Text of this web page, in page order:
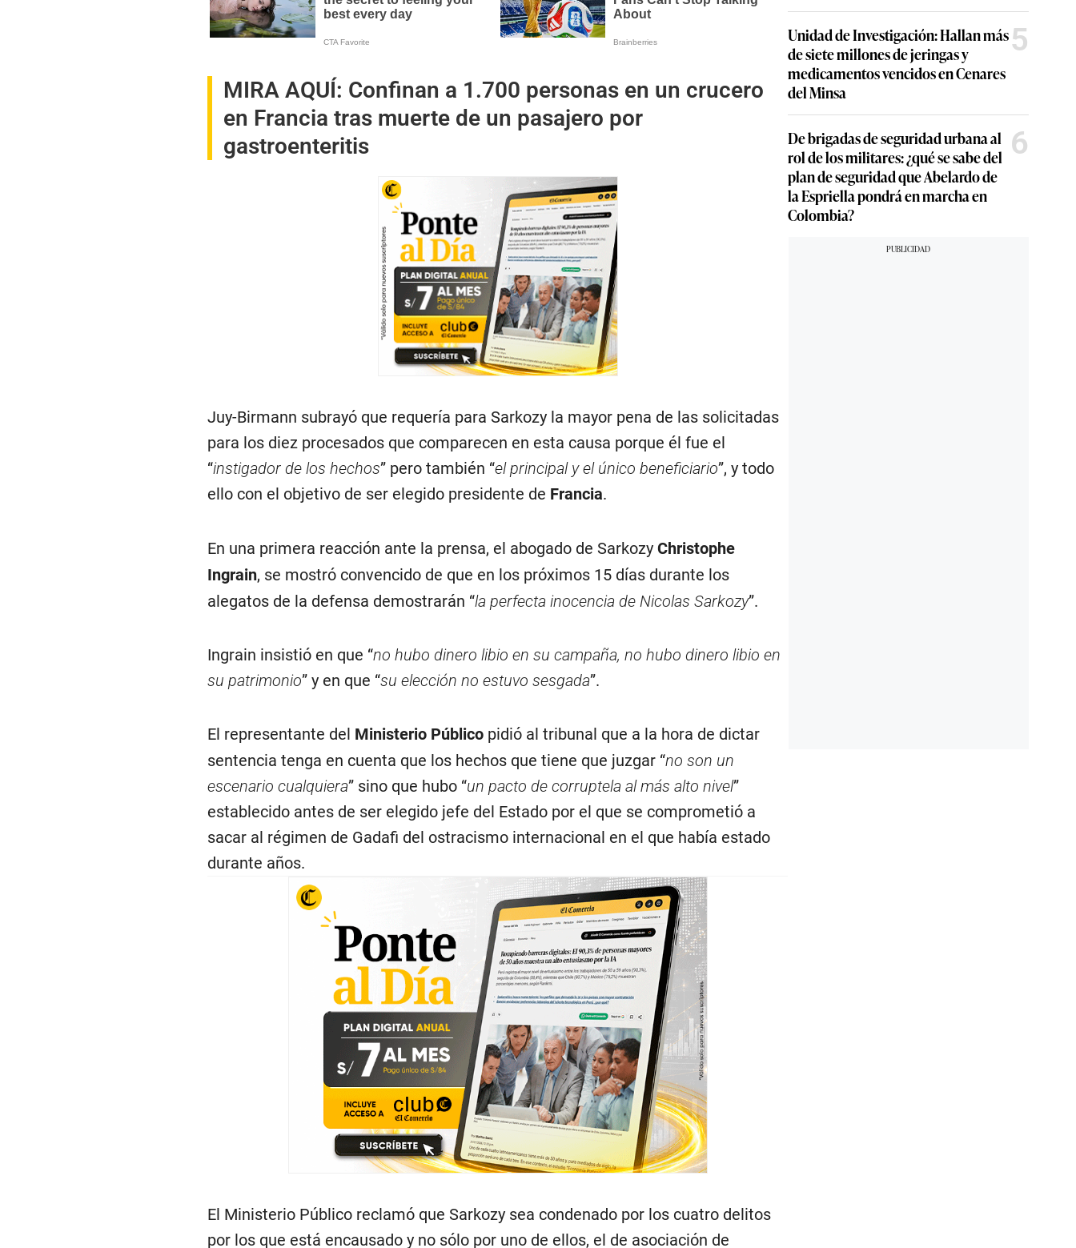
MIRA AQUÍ: Confinan a 1.700 personas en un crucero
en Francia tras muerte de un pasajero por
gastroenteritis
Juy-Birmann subrayó que requería para Sarkozy la mayor pena de las solicitadas
para los diez procesados que comparecen en esta causa porque él fue el
“instigador de los hechos” pero también “el principal y el único beneficiario”, y todo
ello con el objetivo de ser elegido presidente de Francia.
En una primera reacción ante la prensa, el abogado de Sarkozy Christophe
Ingrain, se mostró convencido de que en los próximos 15 días durante los
alegatos de la defensa demostrarán “la perfecta inocencia de Nicolas Sarkozy”.
Ingrain insistió en que “no hubo dinero libio en su campaña, no hubo dinero libio en
su patrimonio” y en que “su elección no estuvo sesgada”.
El representante del Ministerio Públicopidió al tribunal que a la hora de dictar
sentencia tenga en cuenta que los hechos que tiene que juzgar “no son un
escenario cualquiera” sino que hubo “un pacto de corruptela al más alto nivel”
establecido antes de ser elegido jefe del Estado por el que se comprometió a
sacar al régimen de Gadafi del ostracismo internacional en el que había estado
durante años.
El Ministerio Público reclamó que Sarkozy sea condenado por los cuatro delitos
por los que está encausado y no sólo por uno de ellos, el de asociación de
Unidad de Investigación: Hallan más
de siete millones de jeringas y
medicamentos vencidos en Cenares
del Minsa
5
De brigadas de seguridad urbana al
rol de los militares: ¿qué se sabe del
plan de seguridad que Abelardo de
la Espriella pondrá en marcha en
Colombia?
6